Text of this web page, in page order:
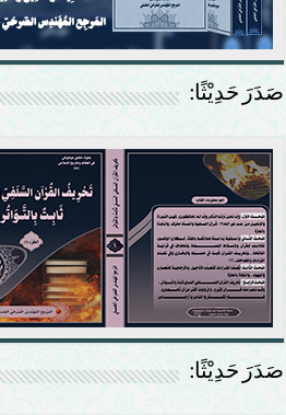
صَدَرَ حَدِيْثًا:
صَدَرَ حَدِيْثًا: